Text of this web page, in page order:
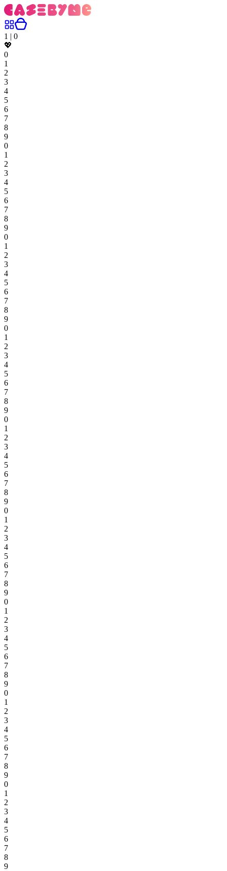
1 | 0
💖
0
1
2
3
4
5
6
7
8
9
0
1
2
3
4
5
6
7
8
9
0
1
2
3
4
5
6
7
8
9
0
1
2
3
4
5
6
7
8
9
0
1
2
3
4
5
6
7
8
9
0
1
2
3
4
5
6
7
8
9
0
1
2
3
4
5
6
7
8
9
0
1
2
3
4
5
6
7
8
9
0
1
2
3
4
5
6
7
8
9